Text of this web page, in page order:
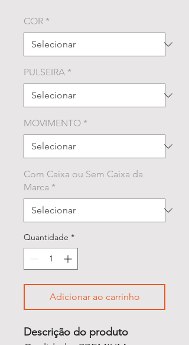
COR *
PULSEIRA *
MOVIMENTO *
Com Caixa ou Sem Caixa da
Marca *
Quantidade *
Adicionar ao carrinho
Descrição do produto